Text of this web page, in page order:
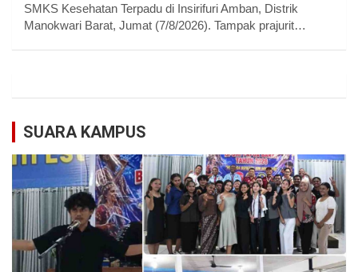
SMKS Kesehatan Terpadu di Insirifuri Amban, Distrik
Manokwari Barat, Jumat (7/8/2026). Tampak prajurit…
SUARA KAMPUS